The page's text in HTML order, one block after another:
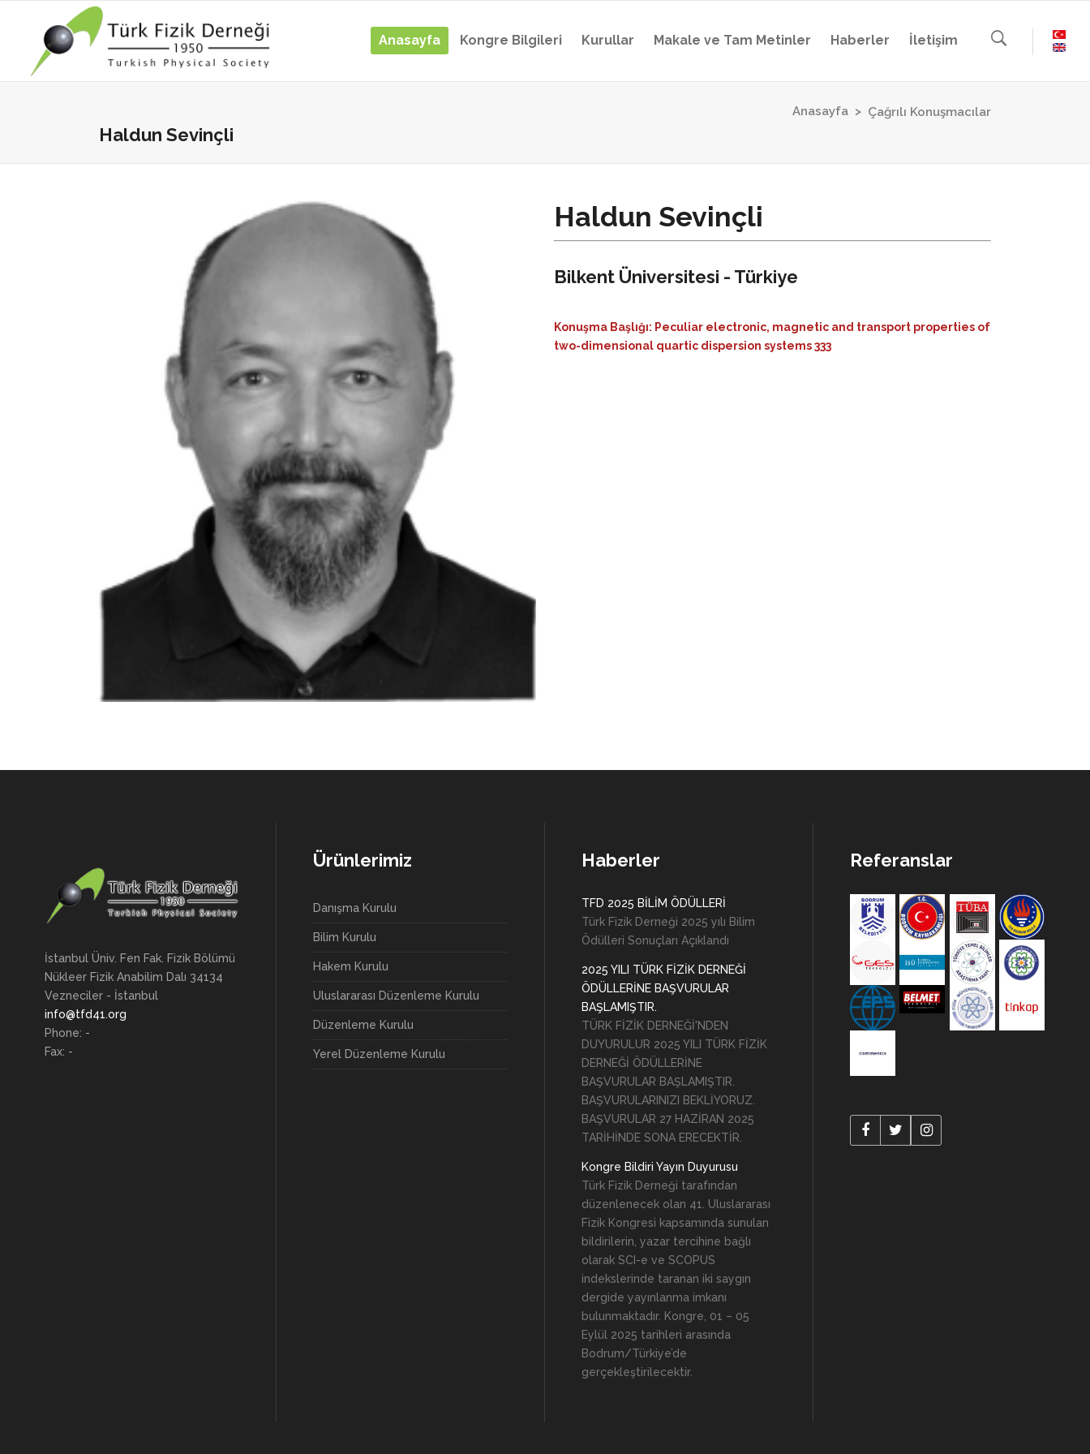
Anasayfa Kongre Bilgileri Kurullar Makale ve Tam Metinler Haberler İletişim
Haldun Sevinçli
Anasayfa > Çağrılı Konuşmacılar
Haldun Sevinçli
Bilkent Üniversitesi - Türkiye
Konuşma Başlığı: Peculiar electronic, magnetic and transport properties of
two-dimensional quartic dispersion systems 333
İstanbul Üniv. Fen Fak. Fizik Bölümü
Nükleer Fizik Anabilim Dalı 34134
Vezneciler - İstanbul
info@tfd41.org
Phone: -
Fax: -
Ürünlerimiz
Danışma Kurulu
Bilim Kurulu
Hakem Kurulu
Uluslararası Düzenleme Kurulu
Düzenleme Kurulu
Yerel Düzenleme Kurulu
Haberler
TFD 2025 BİLİM ÖDÜLLERİ
Türk Fizik Derneği 2025 yılı Bilim
Ödülleri Sonuçları Açıklandı
2025 YILI TÜRK FİZİK DERNEĞİ
ÖDÜLLERİNE BAŞVURULAR
BAŞLAMIŞTIR.
TÜRK FİZİK DERNEĞİ'NDEN
DUYURULUR 2025 YILI TÜRK FİZİK
DERNEĞİ ÖDÜLLERİNE
BAŞVURULAR BAŞLAMIŞTIR.
BAŞVURULARINIZI BEKLİYORUZ.
BAŞVURULAR 27 HAZİRAN 2025
TARİHİNDE SONA ERECEKTİR.
Kongre Bildiri Yayın Duyurusu
Türk Fizik Derneği tarafından
düzenlenecek olan 41. Uluslararası
Fizik Kongresi kapsamında sunulan
bildirilerin, yazar tercihine bağlı
olarak SCI-e ve SCOPUS
indekslerinde taranan iki saygın
dergide yayınlanma imkanı
bulunmaktadır. Kongre, 01 – 05
Eylül 2025 tarihleri arasında
Bodrum/Türkiye’de
gerçekleştirilecektir.
Referanslar